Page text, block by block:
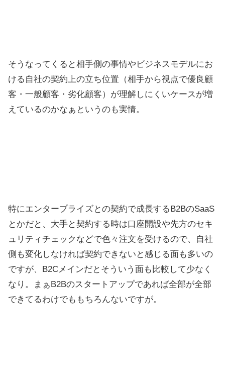
そうなってくると相手側の事情やビジネスモデルにお
ける自社の契約上の立ち位置（相手から視点で優良顧
客・一般顧客・劣化顧客）が理解しにくいケースが増
えているのかなぁというのも実情。
特にエンタープライズとの契約で成長するB2BのSaaS
とかだと、大手と契約する時は口座開設や先方のセキ
ュリティチェックなどで色々注文を受けるので、自社
側も変化しなければ契約できないと感じる面も多いの
ですが、B2Cメインだとそういう面も比較して少なく
なり。まぁB2Bのスタートアップであれば全部が全部
できてるわけでももちろんないですが。